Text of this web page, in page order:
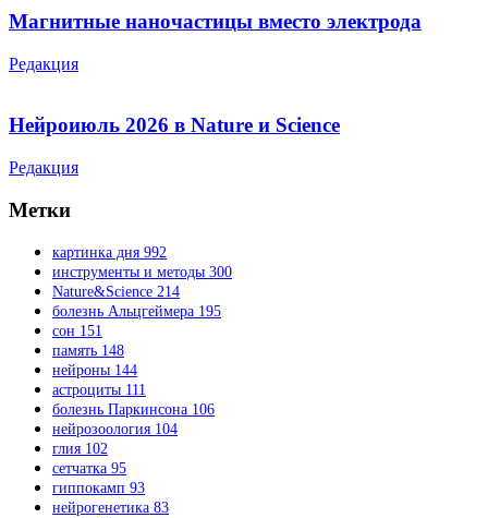
Магнитные наночастицы вместо электрода
Редакция
Нейроиюль 2026 в Nature и Science
Редакция
Метки
картинка дня 992
инструменты и методы 300
Nature&Science 214
болезнь Альцгеймера 195
сон 151
память 148
нейроны 144
астроциты 111
болезнь Паркинсона 106
нейрозоология 104
глия 102
сетчатка 95
гиппокамп 93
нейрогенетика 83